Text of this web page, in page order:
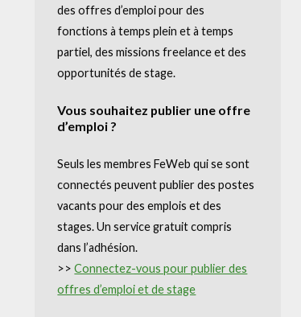
des offres d’emploi pour des
fonctions à temps plein et à temps
partiel, des missions freelance et des
opportunités de stage.
Vous souhaitez publier une offre
d’emploi ?
Seuls les membres FeWeb qui se sont
connectés peuvent publier des postes
vacants pour des emplois et des
stages. Un service gratuit compris
dans l’adhésion.
>>Connectez-vous pour publier des
offres d’emploi et de stage
Jobs & Stages
Tools Corner
Business Center
A propos
Become a member Account